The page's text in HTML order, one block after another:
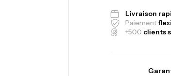
Livraison
Paiement
+500 clients